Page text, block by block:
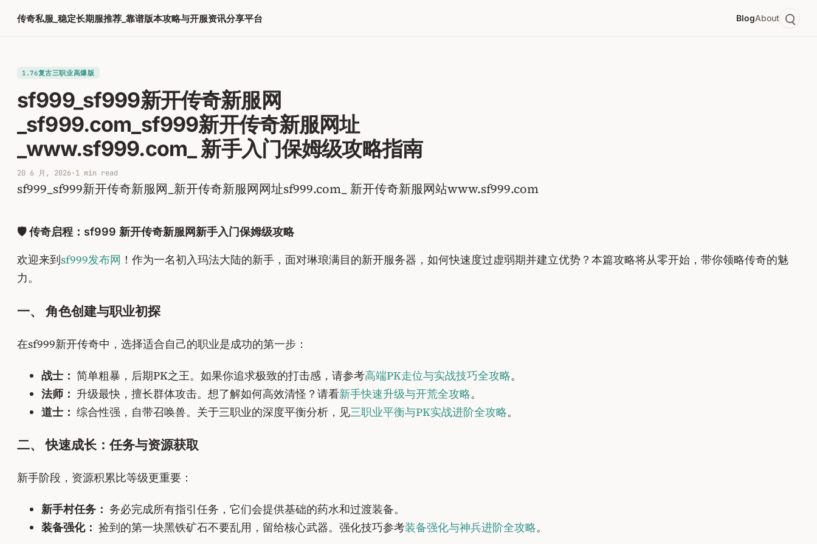
传奇私服_稳定长期服推荐_靠谱版本攻略与开服资讯分享平台 BlogAbout
1.76复古三职业高爆版
sf999_sf999新开传奇新服网
_sf999.com_sf999新开传奇新服网址
_www.sf999.com_ 新手入门保姆级攻略指南
20 6 月, 2026·1 min read
sf999_sf999新开传奇新服网_新开传奇新服网网址sf999.com_ 新开传奇新服网站www.sf999.com
🛡️ 传奇启程：sf999 新开传奇新服网新手入门保姆级攻略
欢迎来到sf999发布网 ！作为一名初入玛法大陆的新手，面对琳琅满目的新开服务器，如何快速度过虚弱期并建立优势？本篇攻略将从零开始，带你领略传奇的魅
力。
一、 角色创建与职业初探
在sf999新开传奇中，选择适合自己的职业是成功的第一步：
战士： 简单粗暴，后期PK之王。如果你追求极致的打击感，请参考高端PK走位与实战技巧全攻略。
法师： 升级最快，擅长群体攻击。想了解如何高效清怪？请看新手快速升级与开荒全攻略。
道士： 综合性强，自带召唤兽。关于三职业的深度平衡分析，见三职业平衡与PK实战进阶全攻略。
二、 快速成长：任务与资源获取
新手阶段，资源积累比等级更重要：
新手村任务： 务必完成所有指引任务，它们会提供基础的药水和过渡装备。
装备强化： 捡到的第一块黑铁矿石不要乱用，留给核心武器。强化技巧参考装备强化与神兵进阶全攻略。